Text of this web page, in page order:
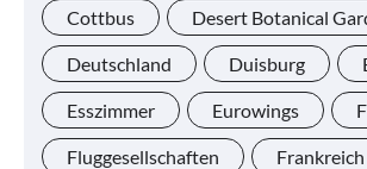
Cottbus Desert Botanical
Deutschland Duisburg
Esszimmer Eurowings
Fluggesellschaften Frankreich